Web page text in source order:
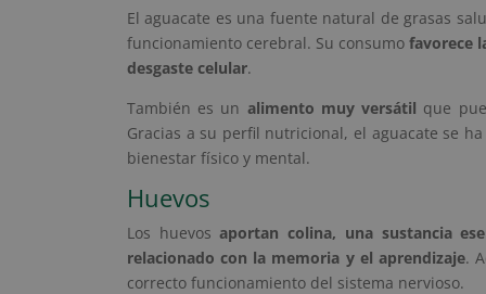
El aguacate es una fuente natural de grasas
funcionamiento cerebral. Su consumofavorece
desgaste celular.
También es un alimento muy versátil que
Gracias a su perfil nutricional, el aguacate se
bienestar físico y mental.
Huevos
Los huevosaportan colina, una sustancia
relacionado con la memoria y el aprendizaje.
correcto funcionamiento del sistema nervioso.